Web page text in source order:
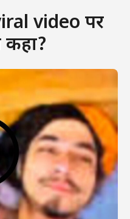
video पर
कहा?